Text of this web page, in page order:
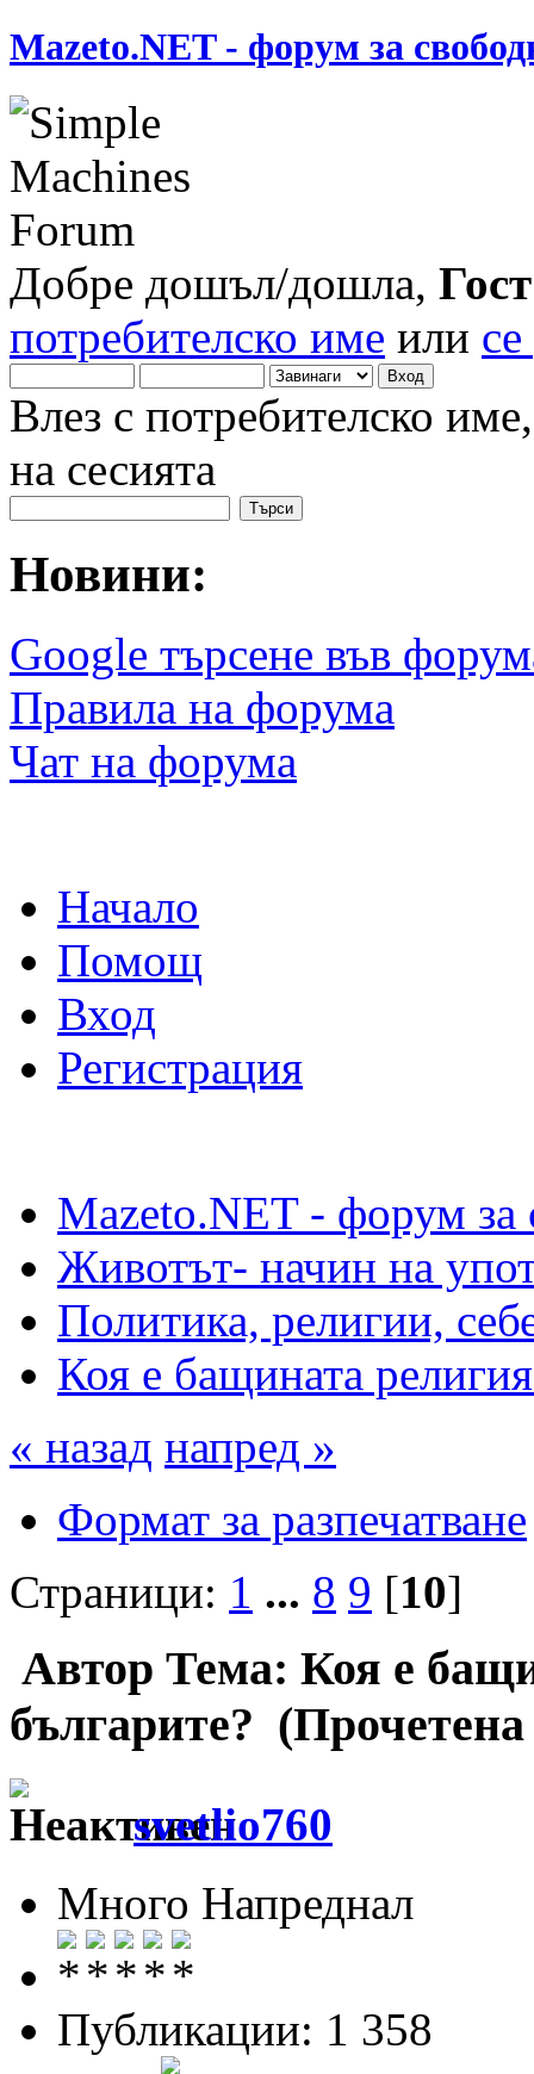
Mazeto.NET - форум за
Добре дошъл/дошла, Гост
потребителско име или
Влез с потребителско
на сесията
Новини:
Google търсене във
Правила на форума
Чат на форума
Начало
Помощ
Вход
Регистрация
Mazeto.NET - форум за
Животът- начин на
Политика, религии,
Коя е бащината
« назад напред »
Формат за разпечатване
Страници: 1 ... 8 9 [10]
Автор Тема: Коя е
българите?
svetlio760
Много Напреднал
Публикации: 1 358